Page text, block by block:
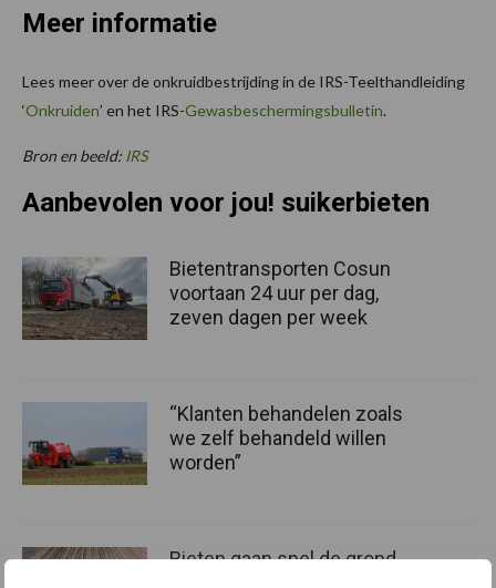
Meer informatie
Lees meer over de onkruidbestrijding in de IRS-Teelthandleiding
‘Onkruiden’ en het IRS-Gewasbeschermingsbulletin.
Bron en beeld: IRS
Aanbevolen voor jou! suikerbieten
Bietentransporten Cosun
voortaan 24 uur per dag,
zeven dagen per week
“Klanten behandelen zoals
we zelf behandeld willen
worden”
Bieten gaan snel de grond